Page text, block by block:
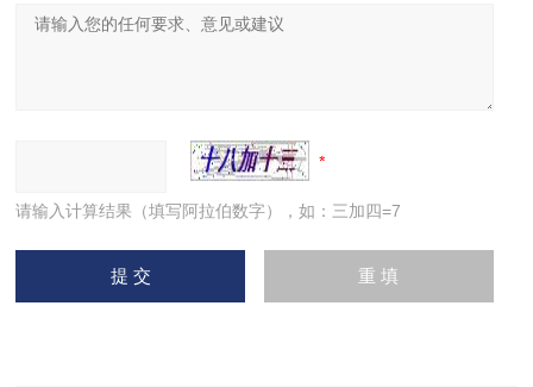
请输入计算结果（填写阿拉伯数字），如：三加四=7